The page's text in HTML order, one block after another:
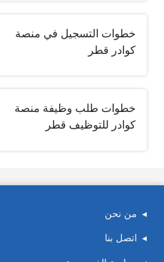
خطوات التسجيل في منصة
كوادر قطر
خطوات طلب وظيفة منصة
كوادر للتوظيف قطر
من نحن
اتصل بنا